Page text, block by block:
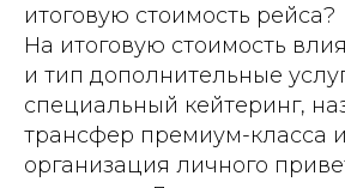
итоговую стоимость рейса?
На итоговую стоимость
и тип дополнительные
специальный кейтеринг,
трансфер премиум-класса
организация личного